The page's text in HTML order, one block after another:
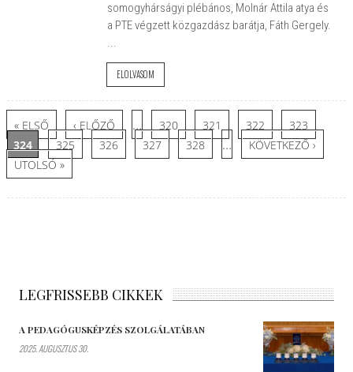
somogyhárságyi plébános, Molnár Attila atya és
a PTE végzett közgazdász barátja, Fáth Gergely.
...
ELOLVASOM
Oldalak
« ELSŐ ‹ ELŐZŐ … 320 321 322
323
324
325 326 327 328 …
KÖVETKEZŐ ›
UTOLSÓ »
LEGFRISSEBB CIKKEK
A PEDAGÓGUSKÉPZÉS SZOLGÁLATÁBAN
2025. AUGUSZTUS 30.